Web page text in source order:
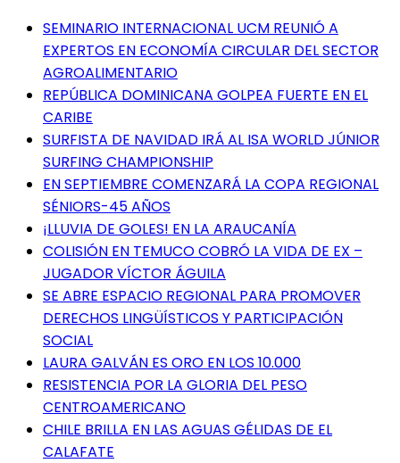
SEMINARIO INTERNACIONAL UCM REUNIÓ A
EXPERTOS EN ECONOMÍA CIRCULAR DEL SECTOR
AGROALIMENTARIO
REPÚBLICA DOMINICANA GOLPEA FUERTE EN EL
CARIBE
SURFISTA DE NAVIDAD IRÁ AL ISA WORLD JÚNIOR
SURFING CHAMPIONSHIP
EN SEPTIEMBRE COMENZARÁ LA COPA REGIONAL
SÉNIORS-45 AÑOS
¡LLUVIA DE GOLES! EN LA ARAUCANÍA
COLISIÓN EN TEMUCO COBRÓ LA VIDA DE EX –
JUGADOR VÍCTOR ÁGUILA
SE ABRE ESPACIO REGIONAL PARA PROMOVER
DERECHOS LINGÜÍSTICOS Y PARTICIPACIÓN
SOCIAL
LAURA GALVÁN ES ORO EN LOS 10.000
RESISTENCIA POR LA GLORIA DEL PESO
CENTROAMERICANO
CHILE BRILLA EN LAS AGUAS GÉLIDAS DE EL
CALAFATE